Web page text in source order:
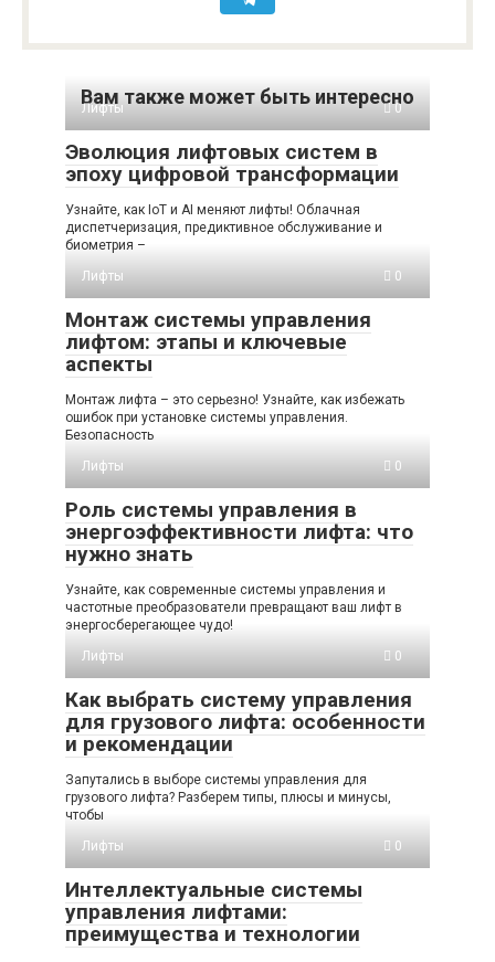
Вам также может быть интересно
Лифты 0
Эволюция лифтовых систем в
эпоху цифровой трансформации
Узнайте, как IoT и AI меняют лифты! Облачная
диспетчеризация, предиктивное обслуживание и
биометрия –
Лифты
0
Монтаж системы управления
лифтом: этапы и ключевые
аспекты
Монтаж лифта – это серьезно! Узнайте, как избежать
ошибок при установке системы управления.
Безопасность
Лифты
0
Роль системы управления в
энергоэффективности лифта: что
нужно знать
Узнайте, как современные системы управления и
частотные преобразователи превращают ваш лифт в
энергосберегающее чудо!
Лифты
0
Как выбрать систему управления
для грузового лифта: особенности
и рекомендации
Запутались в выборе системы управления для
грузового лифта? Разберем типы, плюсы и минусы,
чтобы
Лифты
0
Интеллектуальные системы
управления лифтами:
преимущества и технологии